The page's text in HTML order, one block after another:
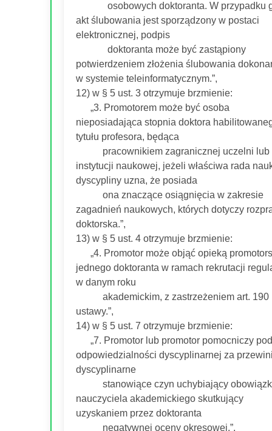
osobowych doktoranta. W przypadku
akt ślubowania jest sporządzony w postaci
elektronicznej, podpis
doktoranta może być zastąpiony
potwierdzeniem złożenia ślubowania
w systemie teleinformatycznym.”,
12) w § 5 ust. 3 otrzymuje brzmienie:
„3. Promotorem może być osoba
nieposiadająca stopnia doktora
tytułu profesora, będąca
pracownikiem zagranicznej uczelni lub
instytucji naukowej, jeżeli właściwa rada
dyscypliny uzna, że posiada
ona znaczące osiągnięcia w zakresie
zagadnień naukowych, których dotyczy
doktorska.”,
13) w § 5 ust. 4 otrzymuje brzmienie:
„4. Promotor może objąć opieką
jednego doktoranta w ramach rekrutacji
w danym roku
akademickim, z zastrzeżeniem art. 190
ustawy.”,
14) w § 5 ust. 7 otrzymuje brzmienie:
„7. Promotor lub promotor pomocniczy
odpowiedzialności dyscyplinarnej za
dyscyplinarne
stanowiące czyn uchybiający
nauczyciela akademickiego skutkujący
uzyskaniem przez doktoranta
negatywnej oceny okresowej.”,